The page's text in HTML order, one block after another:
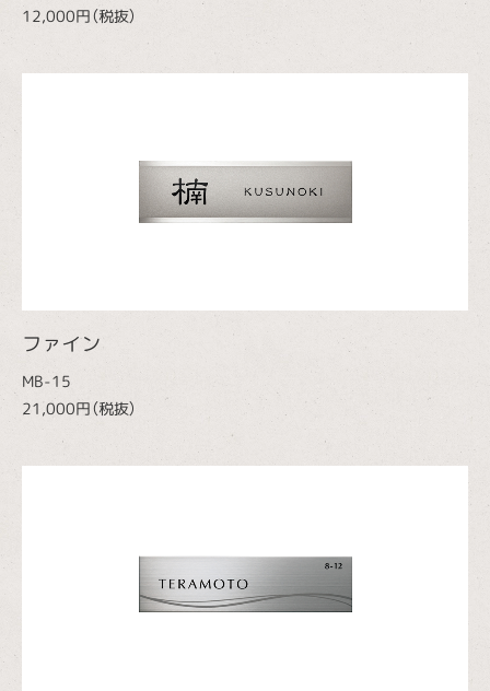
12,000円（税抜）
ファイン
MB-15
21,000円（税抜）